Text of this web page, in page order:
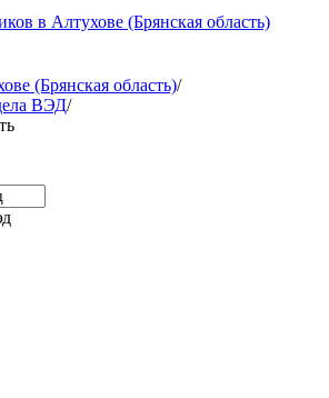
в Алтухове (Брянская область)
(Брянская область)/
ВЭД/